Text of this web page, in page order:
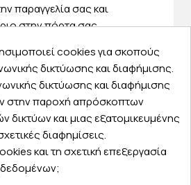
παραγγελία σας και
στην πόρτα σας
cookies για σκοπούς
δικτύωσης και διαφήμισης.
δικτύωσης και διαφήμισης
στην παροχή απρόσκοπτων
δικτύων και μιας εξατομικευμένης
διαφημίσεις.
και τη σχετική επεξεργασία